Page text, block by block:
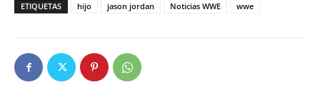
ETIQUETAS hijo jason jordan Noticias WWE wwe